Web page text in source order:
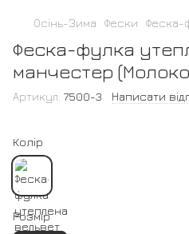
Осінь-Зима Фески Феска-
Феска-фулка
манчестер
Артикул: 7500-3 Написати
Колір
Розмір